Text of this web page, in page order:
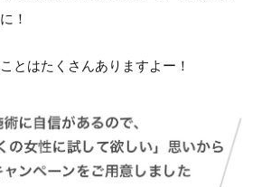
！
とはたくさんありますよー！